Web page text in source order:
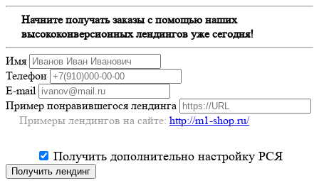
Начните получать заказы с помощью наших
высококонверсионных лендингов уже сегодня!
Имя
Телефон
E-mail
Пример понравившегося лендинга
Примеры лендингов на сайте: http://m1-shop.ru/
Получить дополнительно настройку РСЯ
Получить лендинг